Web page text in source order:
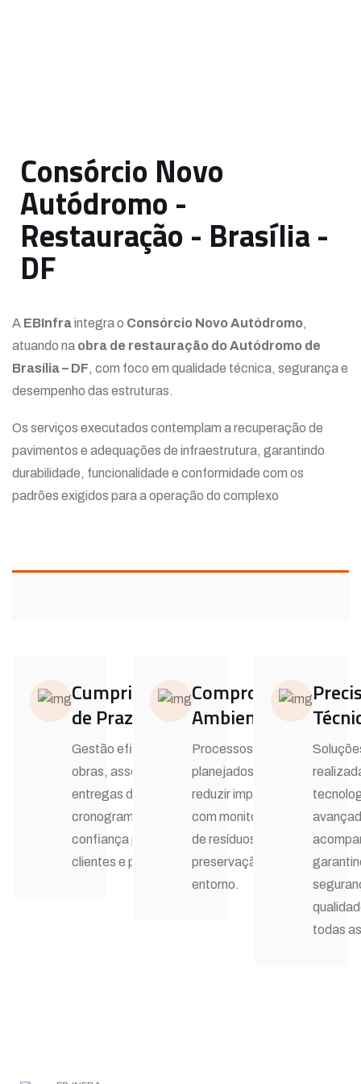
Consórcio Novo
Autódromo -
Restauração - Brasília -
DF
A EBInfraintegra o Consórcio Novo Autódromo,
atuando na obra de restauração do Autódromo de
Brasília – DF, com foco em qualidade técnica, segurança e
desempenho das estruturas.
Os serviços executados contemplam a recuperação de
pavimentos e adequações de infraestrutura, garantindo
durabilidade, funcionalidade e conformidade com os
padrões exigidos para a operação do complexo
Cumprimento
de Prazos
Gestão eficiente de
obras, assegurando
entregas dentro do
cronograma e
confiança para
clientes e parceiros.
Compromisso
Ambiental
Processos
planejados para
reduzir impactos,
com monitoramento
de resíduos, ruídos e
preservação do
entorno.
todas